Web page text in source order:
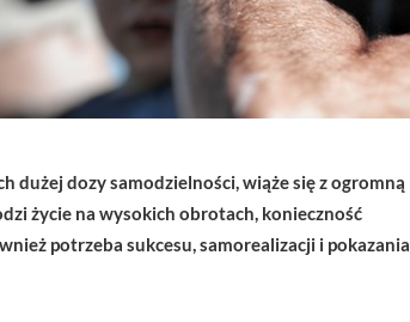
dużej dozy samodzielności, wiąże się z ogromną
życie na wysokich obrotach, konieczność
potrzeba sukcesu, samorealizacji i pokazania